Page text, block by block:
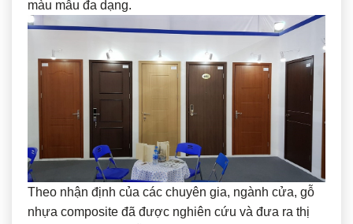
màu mẫu đa dạng.
Theo nhận định của các chuyên gia, ngành cửa, gỗ
nhựa composite đã được nghiên cứu và đưa ra thị